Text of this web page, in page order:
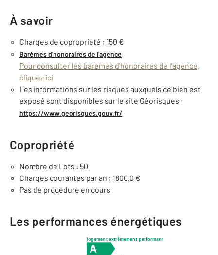
À savoir
Charges de copropriété : 150 €
Barèmes d'honoraires de l'agence
Pour consulter les barèmes d'honoraires de l'agence,
cliquez ici
Les informations sur les risques auxquels ce bien est
exposé sont disponibles sur le site Géorisques :
https://www.georisques.gouv.fr/
Copropriété
Nombre de Lots : 50
Charges courantes par an : 1800,0 €
Pas de procédure en cours
Les performances énergétiques
logement extrêmement performant